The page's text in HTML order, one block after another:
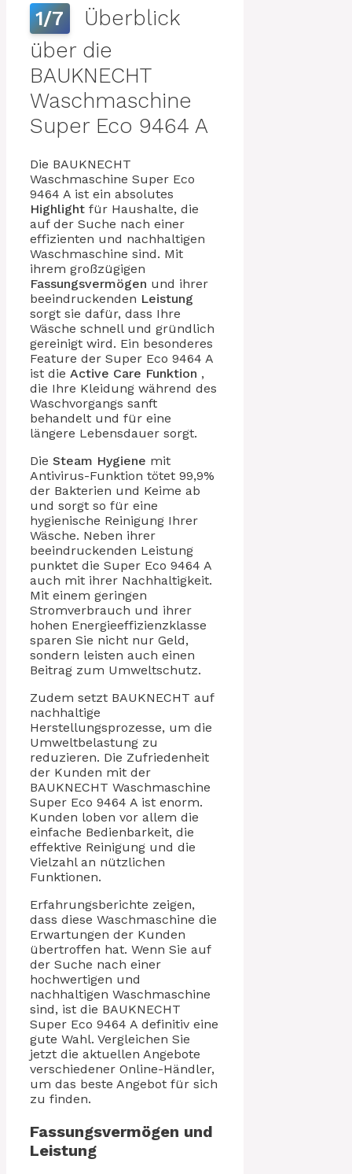
1/7
Überblick
über die
BAUKNECHT
Waschmaschine
Super Eco 9464 A
Die BAUKNECHT
Waschmaschine Super Eco
9464 A ist ein absolutes
Highlight für Haushalte, die
auf der Suche nach einer
effizienten und nachhaltigen
Waschmaschine sind. Mit
ihrem großzügigen
Fassungsvermögen und ihrer
beeindruckenden Leistung
sorgt sie dafür, dass Ihre
Wäsche schnell und gründlich
gereinigt wird. Ein besonderes
Feature der Super Eco 9464 A
ist die Active Care Funktion ,
die Ihre Kleidung während des
Waschvorgangs sanft
behandelt und für eine
längere Lebensdauer sorgt.
Die Steam Hygiene mit
Antivirus-Funktion tötet 99,9%
der Bakterien und Keime ab
und sorgt so für eine
hygienische Reinigung Ihrer
Wäsche. Neben ihrer
beeindruckenden Leistung
punktet die Super Eco 9464 A
auch mit ihrer Nachhaltigkeit.
Mit einem geringen
Stromverbrauch und ihrer
hohen Energieeffizienzklasse
sparen Sie nicht nur Geld,
sondern leisten auch einen
Beitrag zum Umweltschutz.
Zudem setzt BAUKNECHT auf
nachhaltige
Herstellungsprozesse, um die
Umweltbelastung zu
reduzieren. Die Zufriedenheit
der Kunden mit der
BAUKNECHT Waschmaschine
Super Eco 9464 A ist enorm.
Kunden loben vor allem die
einfache Bedienbarkeit, die
effektive Reinigung und die
Vielzahl an nützlichen
Funktionen.
Erfahrungsberichte zeigen,
dass diese Waschmaschine die
Erwartungen der Kunden
übertroffen hat. Wenn Sie auf
der Suche nach einer
hochwertigen und
nachhaltigen Waschmaschine
sind, ist die BAUKNECHT
Super Eco 9464 A definitiv eine
gute Wahl. Vergleichen Sie
jetzt die aktuellen Angebote
verschiedener Online-Händler,
um das beste Angebot für sich
zu finden.
Fassungsvermögen und
Leistung